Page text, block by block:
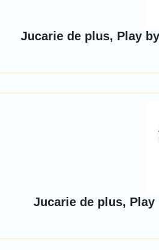
Jucarie de plus, Play
Jucarie de plus,